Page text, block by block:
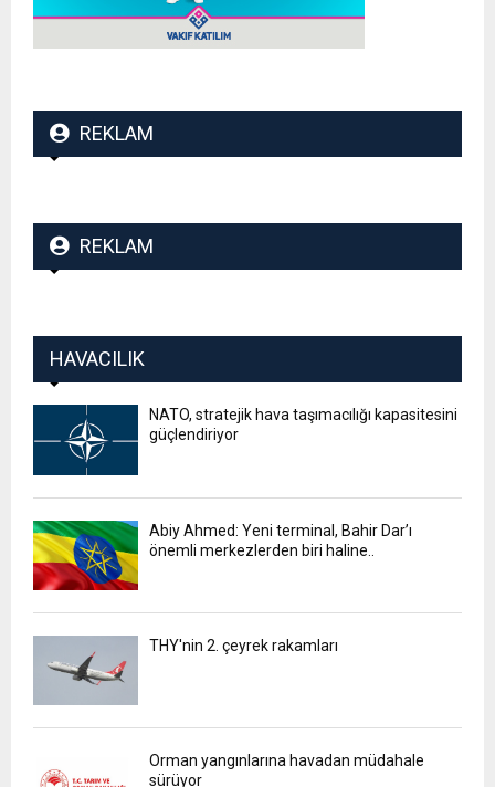
REKLAM
REKLAM
HAVACILIK
NATO, stratejik hava taşımacılığı kapasitesini
güçlendiriyor
Abiy Ahmed: Yeni terminal, Bahir Dar’ı
önemli merkezlerden biri haline..
THY'nin 2. çeyrek rakamları
Orman yangınlarına havadan müdahale
sürüyor